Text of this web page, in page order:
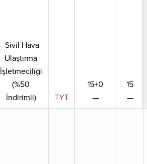
Sivil Hava
Ulaştırma
İşletmeciliği
(%50
İndirimli)
TYT
15+0
—
15
—